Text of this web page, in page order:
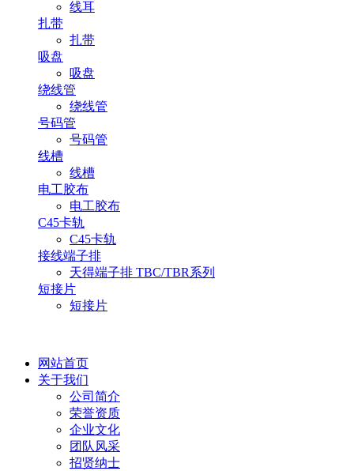
线耳
扎带
扎带
吸盘
吸盘
绕线管
绕线管
号码管
号码管
线槽
线槽
电工胶布
电工胶布
C45卡轨
C45卡轨
接线端子排
天得端子排 TBC/TBR系列
短接片
短接片
网站首页
关于我们
公司简介
荣誉资质
企业文化
团队风采
招贤纳士